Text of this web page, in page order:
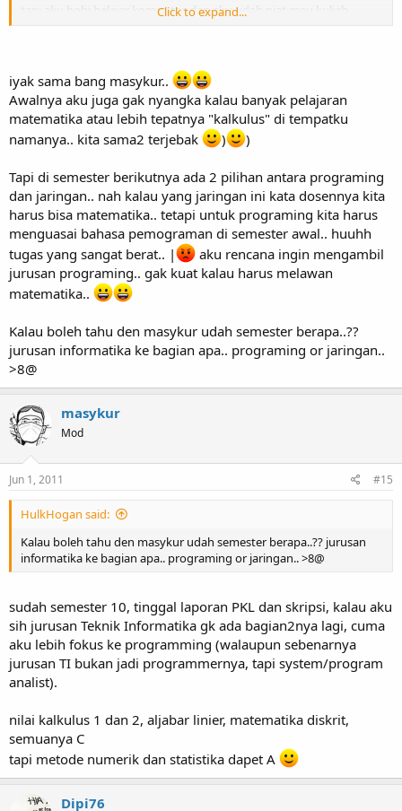
tapi aku hobi belajar komputer, dan aku udah niat mau kuliah
itu.
akhirnya aku sampai sekarang masih terjebak di kampus hingga
saat ini sebagai mahasiswa "senior"
,dulu aku gak tahu kalau
jurusan TI banyak mata kuliah matematikanya
Click to expand...
iyak sama bang masykur..
Awalnya aku juga gak nyangka kalau banyak pelajaran
matematika atau lebih tepatnya "kalkulus" di tempatku
namanya.. kita sama2 terjebak
) )
Tapi di semester berikutnya ada 2 pilihan antara programing
dan jaringan.. nah kalau yang jaringan ini kata dosennya kita
harus bisa matematika.. tetapi untuk programing kita harus
menguasai bahasa pemograman di semester awal.. huuhh
tugas yang sangat berat.. |
aku rencana ingin mengambil
jurusan programing.. gak kuat kalau harus melawan
matematika..
Kalau boleh tahu den masykur udah semester berapa..??
jurusan informatika ke bagian apa.. programing or jaringan..
>8@
masykur
Mod
Jun 1, 2011 #15
HulkHogan said:
Kalau boleh tahu den masykur udah semester berapa..?? jurusan
informatika ke bagian apa.. programing or jaringan.. >8@
sudah semester 10, tinggal laporan PKL dan skripsi, kalau aku
sih jurusan Teknik Informatika gk ada bagian2nya lagi, cuma
aku lebih fokus ke programming (walaupun sebenarnya
jurusan TI bukan jadi programmernya, tapi system/program
analist).
nilai kalkulus 1 dan 2, aljabar linier, matematika diskrit,
semuanya C
tapi metode numerik dan statistika dapet A
Dipi76